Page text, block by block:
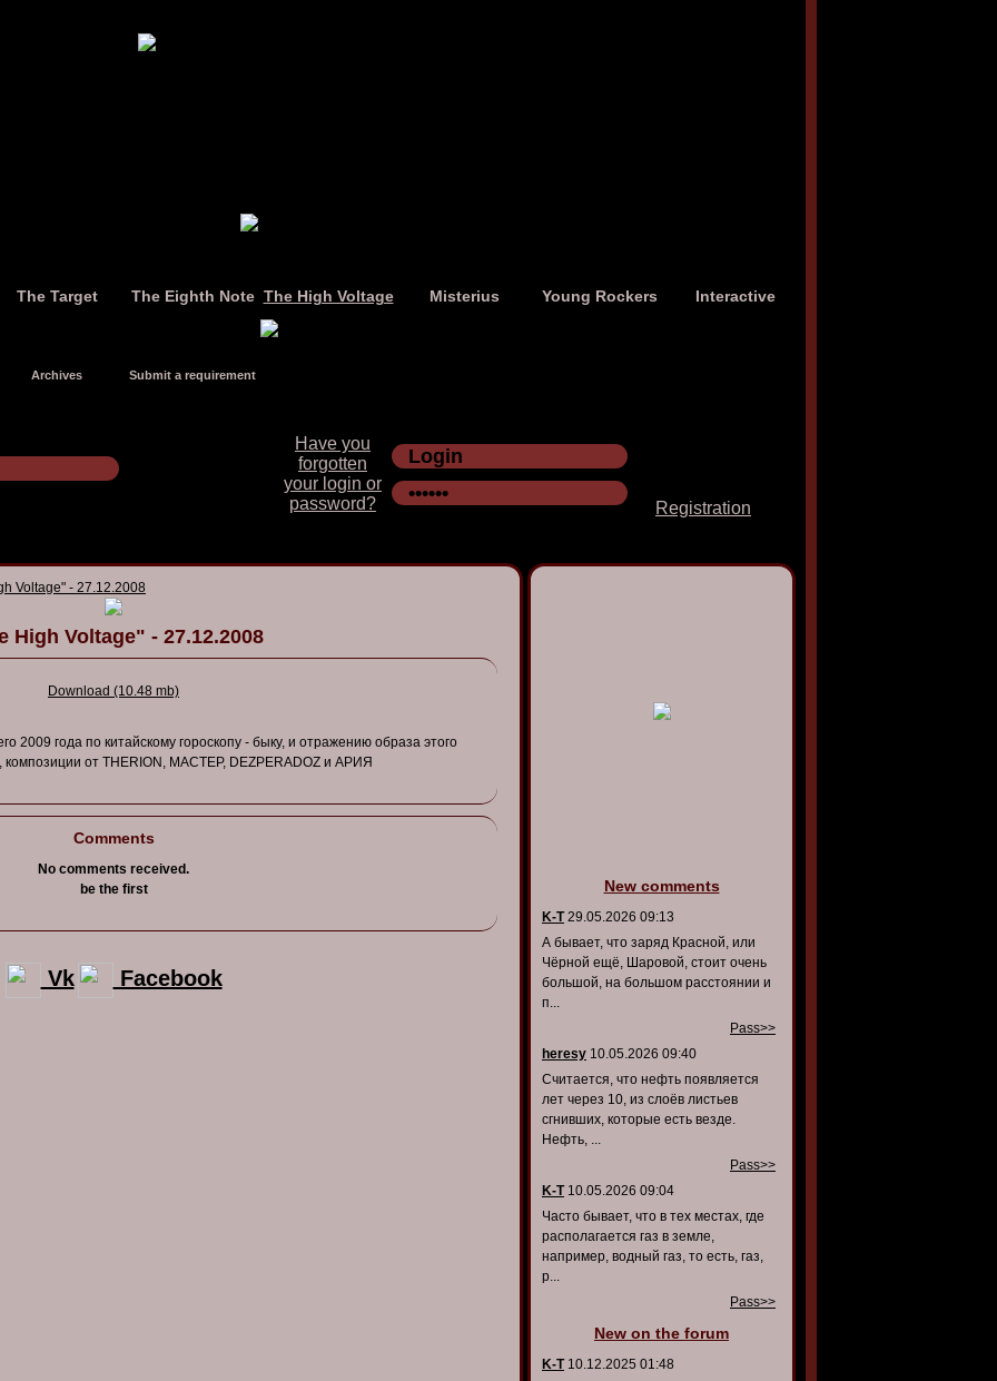
The Target The Eighth Note The High Voltage Misterius Young Rockers Interactive
Archives Submit a requirement
Have you
forgotten
your login or
password?
Registration
Voltage" - 27.12.2008
High Voltage" - 27.12.2008
Download (10.48 mb)
2009 года по китайскому гороскопу - быку, и отражению образа этого
, композиции от THERION , МАСТЕР, DEZPERADOZ и АРИЯ
Comments
No comments received.
be the first
Vk Facebook
New comments
K-T29.05.2026 09:13
А бывает, что заряд Красной, или
Чёрной ещё, Шаровой, стоит очень
большой, на большом расстоянии и
п...
Pass>>
heresy 10.05.2026 09:40
Считается, что нефть появляется
лет через 10, из слоёв листьев
сгнивших, которые есть везде.
Нефть, ...
Pass>>
K-T10.05.2026 09:04
Часто бывает, что в тех местах, где
располагается газ в земле,
например, водный газ, то есть, газ,
р...
Pass>>
New on the forum
K-T10.12.2025 01:48